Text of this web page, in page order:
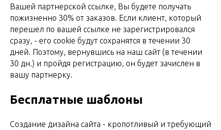
Вашей партнерской ссылке, Вы будете получать
пожизненно 30% от заказов. Если клиент, который
перешел по вашей ссылке не зарегистрировался
сразу, - его cookie будут сохранятся в течении 30
дней. Поэтому, вернувшись на наш сайт (в течении
30 дн.) и пройдя регистрацию, он будет зачислен в
вашу партнерку.
Бесплатные шаблоны
Создание дизайна сайта - кропотливый и требующий